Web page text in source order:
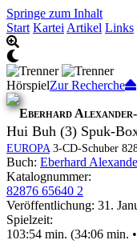
Springe zum Inhalt
Start Kartei Artikel Links
HörspielZur Recherche
Eberhard
Hui Buh (3) Spuk-
EUROPA 3-CD-Schuber
Buch: Eberhard
Katalognummer:
82876 65640 2
Veröffentlichung: 31.
Spielzeit:
103:54 min. (34:06 min.